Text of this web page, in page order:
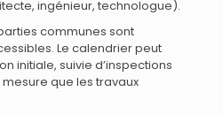
ingénieur, technologue).
communes sont
Le calendrier peut
initiale, suivie d’inspections
que les travaux